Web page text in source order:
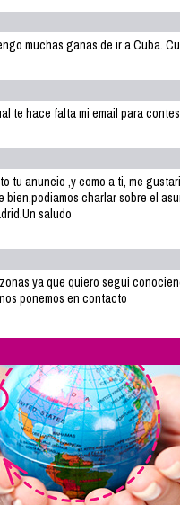
muchas ganas de ir a Cuba.
te hace falta mi email para
tu anuncio ,y como a ti, me
bien,podiamos charlar sobre el
saludo
ya que quiero segui
ponemos en contacto